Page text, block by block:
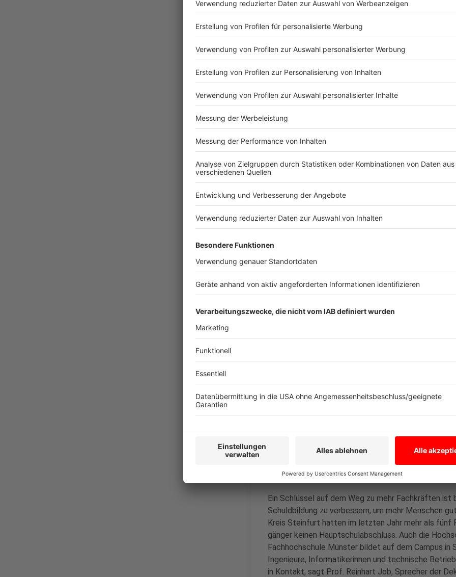
Anzeige
Sebastian Koordt, Firma Gerhardi, Ibbenbüren
"Fachkräftemangel lässt Prozesse stocken"
Anzeige
Um dem vorzubeugen, setzt die Firma vor allem
die Weiterbildung von Mitarbeitenden mit
"Ausbildung von Fachkräften ist
Anzeige
Die ersten Mitarbeitenden haben den Lehrgang
absolviert. Das Modell werde künftig auf weitere
Außerdem wirbt Gerhardi mit Rabatten für das
Arbeitszeitmodellen und kostenlosem Bio-Obst
Tag 3 - Bildung und Ausbildung fördern
Ein Schlüssel auf dem Weg zu mehr Fachkräften
Schuldbildung zu verbessern, um mehr Menschen
Kreis Steinfurt hatten im letzten Jahr mehr als fünf
gänger keinen Hauptschulabschluss. Auch die
Fachhochschule Münster bildet auf dem Campus
Ingenieure, Informatikerinnen und technische
in Kontakt, sagt Prof. Reinhart Job, Sprecher der